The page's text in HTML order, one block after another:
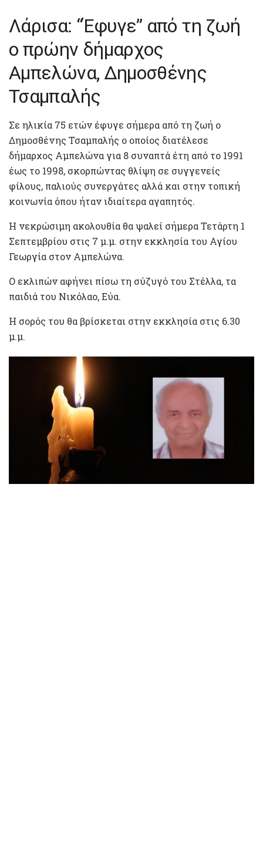
Λάρισα: “Έφυγε” από τη ζωή
ο πρώην δήμαρχος
Αμπελώνα, Δημοσθένης
Τσαμπαλής
Σε ηλικία 75 ετών έφυγε σήμερα από τη ζωή ο
Δημοσθένης Τσαμπαλής ο οποίος διατέλεσε
δήμαρχος Αμπελώνα για 8 συναπτά έτη από το 1991
έως το 1998, σκορπώντας θλίψη σε συγγενείς
φίλους, παλιούς συνεργάτες αλλά και στην τοπική
κοινωνία όπου ήταν ιδιαίτερα αγαπητός.
Η νεκρώσιμη ακολουθία θα ψαλεί σήμερα Τετάρτη 1
Σεπτεμβρίου στις 7 μ.μ. στην εκκλησία του Αγίου
Γεωργία στον Αμπελώνα.
Ο εκλιπών αφήνει πίσω τη σύζυγό του Στέλλα, τα
παιδιά του Νικόλαο, Εύα.
Η σορός του θα βρίσκεται στην εκκλησία στις 6.30
μ.μ.